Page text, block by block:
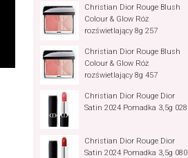
Christian Dior Rouge Blush
Colour & Glow Róż
rozświetlający 8g 257
Christian Dior Rouge Blush
Colour & Glow Róż
rozświetlający 8g 457
Christian Dior Rouge Dior
Satin 2024 Pomadka 3,5g 028
Christian Dior Rouge Dior
Satin 2024 Pomadka 3,5g 080